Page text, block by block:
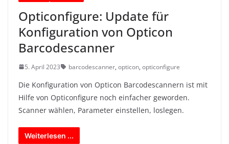
Opticonfigure: Update für
Konfiguration von Opticon
Barcodescanner
5. April 2023 barcodescanner, opticon, opticonfigure
Die Konfiguration von Opticon Barcodescannern ist mit
Hilfe von Opticonfigure noch einfacher geworden.
Scanner wählen, Parameter einstellen, loslegen.
Weiterlesen ...